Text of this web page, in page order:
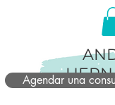
Agendar una